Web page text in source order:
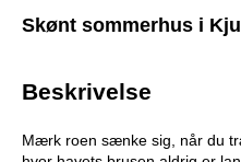
Skønt sommerhus i
Beskrivelse
Mærk roen sænke sig, når du